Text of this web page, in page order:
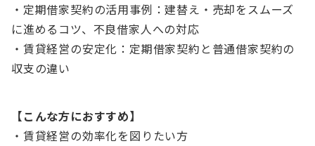
・定期借家契約の活用事例：建替え・売却をスムーズ
に進めるコツ、不良借家人への対応
・賃貸経営の安定化：定期借家契約と普通借家契約の
収支の違い
【こんな方におすすめ】
・賃貸経営の効率化を図りたい方